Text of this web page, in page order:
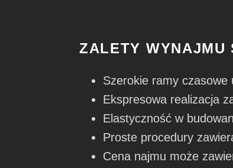
ZALETY WYNAJMU
Szerokie ramy czasowe
Ekspresowa realizacja
Elastyczność w
Proste procedury
Cena najmu może